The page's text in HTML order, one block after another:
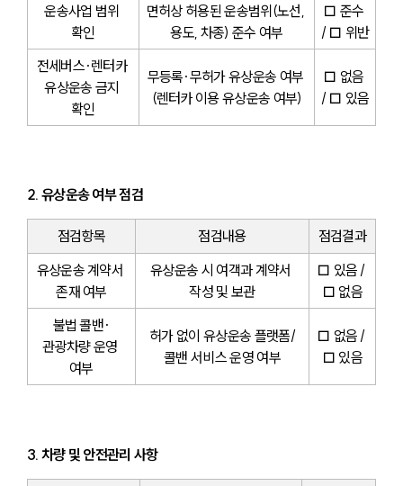
운송사업 범위
확인
면허상 허용된 운송범위(노선,
용도, 차종) 준수 여부
□ 준수
/ □ 위반
전세버스·렌터카
유상운송 금지
확인
무등록·무허가 유상운송 여부
(렌터카 이용 유상운송 여부)
□ 없음
/ □ 있음
2. 유상운송 여부 점검
점검항목 점검내용
점검결과
유상운송 계약서
존재 여부
유상운송 시 여객과 계약서
작성 및 보관
□ 있음 /
□ 없음
불법 콜밴·
관광차량 운영
여부
허가 없이 유상운송 플랫폼/
콜밴 서비스 운영 여부
□ 없음 /
□ 있음
3. 차량 및 안전관리 사항